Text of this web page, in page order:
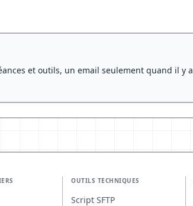
et outils, un email seulement quand il y a
OUTILS TECHNIQUES
Script SFTP